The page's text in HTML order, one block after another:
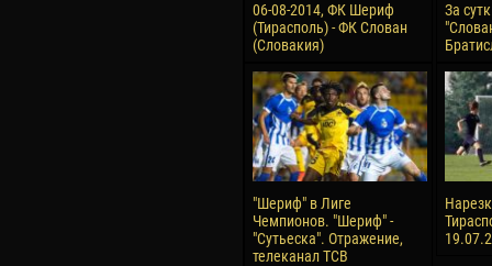
06-08-2014, ФК Шериф
(Тирасполь) - ФК Слован
(Словакия)
За
"Шериф" в Лиге
Чемпионов. "Шериф" -
"Сутьеска". Отражение,
телеканал ТСВ